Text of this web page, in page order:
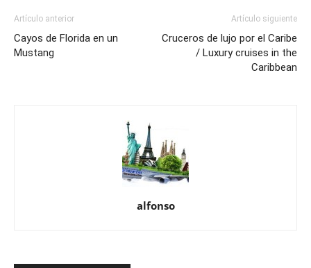
Artículo anterior
Cayos de Florida en un
Mustang
Artículo siguiente
Cruceros de lujo por el Caribe
/ Luxury cruises in the
Caribbean
alfonso